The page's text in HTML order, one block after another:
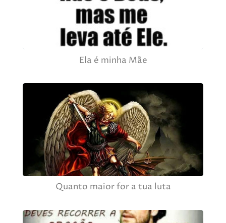
Ela é minha Mãe
Quanto maior for a tua luta